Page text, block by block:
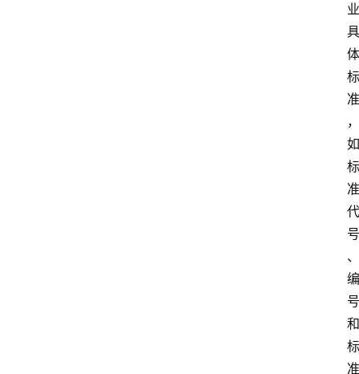
业
具
体
标
准
，
如
标
准
代
号
、
编
号
和
标
准